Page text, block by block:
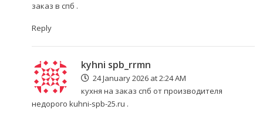
заказ в спб .
Reply
kyhni spb_rrmn
24 January 2026 at 2:24 AM
кухня на заказ спб от производителя
недорого kuhni-spb-25.ru .